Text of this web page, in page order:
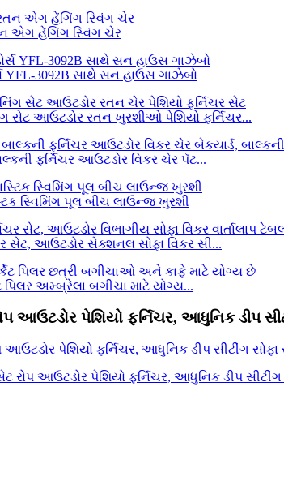
એગ હેંગિંગ સ્વિંગ ચેર
YFL-3092B સાથે સન હાઉસ ગાઝેબો
સેટ આઉટડોર રતન ખુરશીઓ પેશિયો ફર્નિચર...
ફર્નિચર આઉટડોર વિકર ચેર પૅટ...
સ્વિમિંગ પૂલ બીચ લાઉન્જ ખુરશી
સેટ, આઉટડોર સેક્શનલ સોફા વિકર સી...
પિલર અમ્બ્રેલા બગીચા માટે યોગ્ય...
આઉટડોર પેશિયો ફર્નિચર, આધુનિક ડીપ